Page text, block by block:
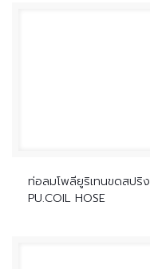
ท่อลมโพลียูริเทนขดสปริง
PU.COIL HOSE